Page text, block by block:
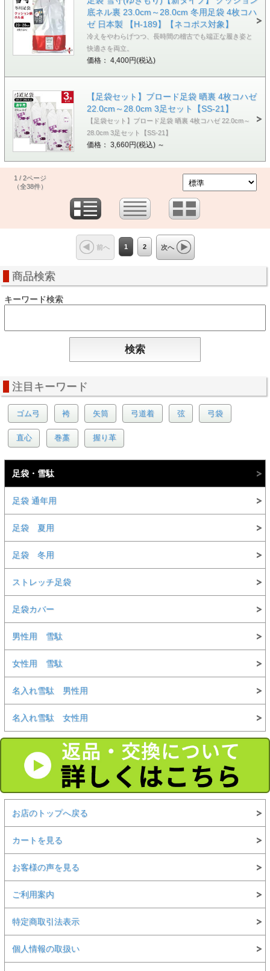
底ネル裏 23.0cm～28.0cm 冬用足袋 4枚コハ
ゼ 日本製 【H-189】【ネコポス対象】
冷えをやわらげつつ、長時間の稽古でも端正な履き姿と
快適さを両立。
価格： 4,400円(税込)
【足袋セット】ブロード足袋 晒裏 4枚コハゼ
22.0cm～28.0cm 3足セット【SS-21】
【足袋セット】ブロード足袋 晒裏 4枚コハゼ 22.0cm～
28.0cm 3足セット【SS-21】
価格： 3,660円(税込) ～
1 / 2ページ
（全38件）
前へ 1 2 次へ
商品検索
キーワード検索
注目キーワード
ゴム弓 袴 矢筒 弓道着 弦 弓袋
直心 巻藁 握り革
足袋・雪駄
足袋 通年用
足袋 夏用
足袋 冬用
ストレッチ足袋
足袋カバー
男性用 雪駄
女性用 雪駄
名入れ雪駄 男性用
名入れ雪駄 女性用
お店のトップへ戻る
カートを見る
お客様の声を見る
ご利用案内
特定商取引法表示
個人情報の取扱い